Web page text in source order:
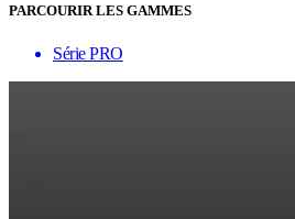
PARCOURIR LES GAMMES
Série PRO